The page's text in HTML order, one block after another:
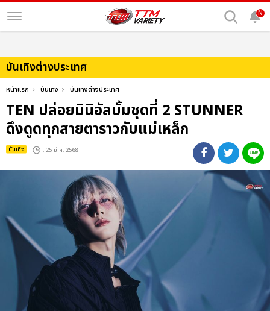
N
บันเทิงต่างประเทศ
หน้าแรก บันเทิง บันเทิงต่างประเทศ
TEN ปล่อยมินิอัลบั้มชุดที่ 2 STUNNER
ดึงดูดทุกสายตาราวกับแม่เหล็ก
บันเทิง : 25 มี.ค. 2568